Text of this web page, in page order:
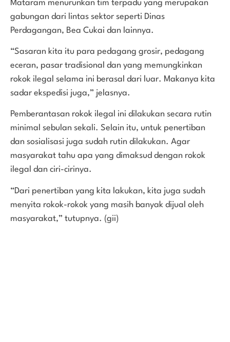
Mataram menurunkan tim terpadu yang merupakan
gabungan dari lintas sektor seperti Dinas
Perdagangan, Bea Cukai dan lainnya.
“Sasaran kita itu para pedagang grosir, pedagang
eceran, pasar tradisional dan yang memungkinkan
rokok ilegal selama ini berasal dari luar. Makanya kita
sadar ekspedisi juga,” jelasnya.
Pemberantasan rokok ilegal ini dilakukan secara rutin
minimal sebulan sekali. Selain itu, untuk penertiban
dan sosialisasi juga sudah rutin dilakukan. Agar
masyarakat tahu apa yang dimaksud dengan rokok
ilegal dan ciri-cirinya.
“Dari penertiban yang kita lakukan, kita juga sudah
menyita rokok-rokok yang masih banyak dijual oleh
masyarakat,” tutupnya. (gii)